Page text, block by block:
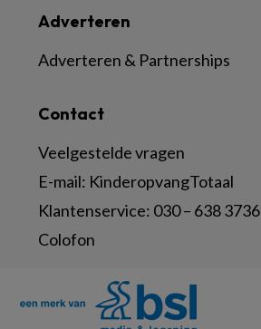
Contact
Veelgestelde vragen
E-mail: KinderopvangTotaal
Klantenservice: 030 – 638 3736
Colofon
Adverteren
Adverteren & Partnerships